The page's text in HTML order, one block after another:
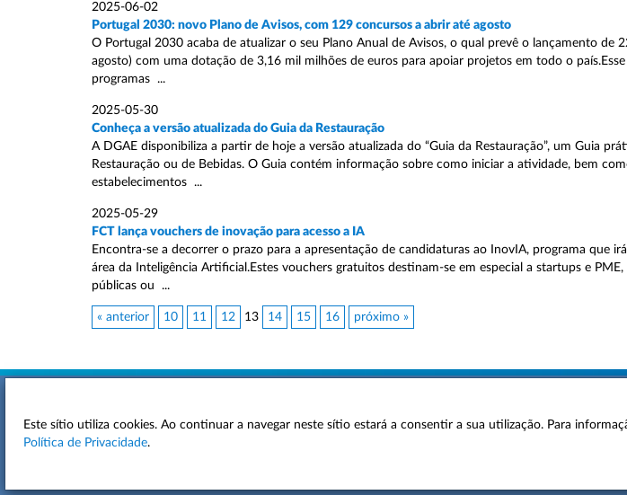
2025-06-02
Portugal 2030: novo Plano de Avisos, com 129 concursos a abrir até agosto
O Portugal 2030 acaba de atualizar o seu Plano Anual de Avisos, o qual prevê o lançamento de
agosto) com uma dotação de 3,16 mil milhões de euros para apoiar projetos em todo o
programas ...
2025-05-30
Conheça a versão atualizada do Guia da Restauração
A DGAE disponibiliza a partir de hoje a versão atualizada do “Guia da Restauração”, um Guia
Restauração ou de Bebidas. O Guia contém informação sobre como iniciar a atividade, bem
estabelecimentos ...
2025-05-29
FCT lança vouchers de inovação para acesso a IA
Encontra-se a decorrer o prazo para a apresentação de candidaturas ao InovIA, programa que
área da Inteligência Artificial.Estes vouchers gratuitos destinam-se em especial a startups e
públicas ou ...
« anterior 10 11 12 13 14 15 16 próximo »
ACESSIBILIDADE
Este sítio utiliza cookies. Ao continuar a navegar neste sítio estará a consentir a sua utilização. Para
Política de Privacidade.